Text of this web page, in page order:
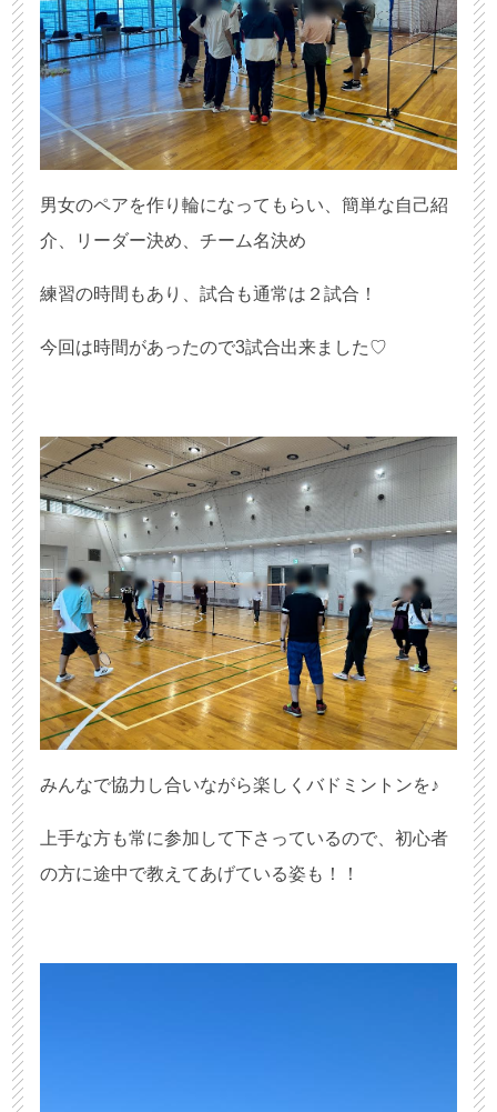
男女のペアを作り輪になってもらい、簡単な自己紹
介、リーダー決め、チーム名決め
練習の時間もあり、試合も通常は２試合！
今回は時間があったので3試合出来ました♡
みんなで協力し合いながら楽しくバドミントンを♪
上手な方も常に参加して下さっているので、初心者
の方に途中で教えてあげている姿も！！